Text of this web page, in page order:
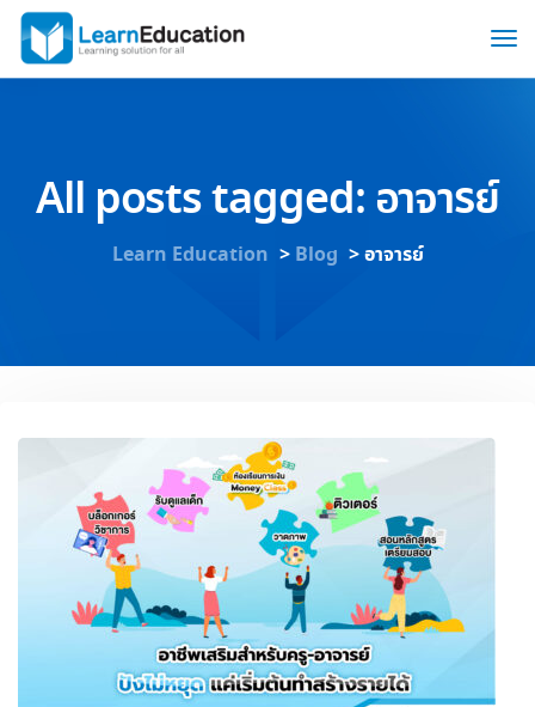
All posts tagged: อาจารย์
Learn Education > Blog >อาจารย์